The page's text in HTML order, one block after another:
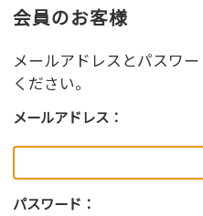
会員のお客様
メールアドレスとパスワ
ください。
メールアドレス：
パスワード：